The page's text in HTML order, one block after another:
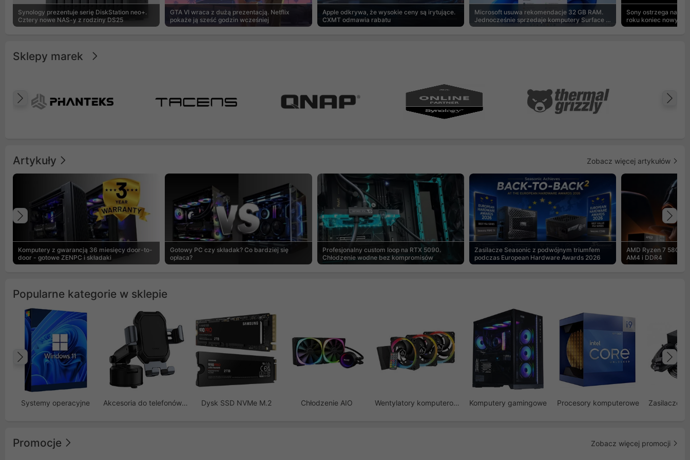
Synology prezentuje serię DiskStation neo+.
Cztery nowe NAS-y z rodziny DS25
GTA VI wraca z dużą prezentacją. Netflix
pokaże ją sześć godzin wcześniej
Apple odkrywa, że wysokie ceny są irytujące.
CXMT odmawia rabatu
Microsoft usuwa rekomendacje 32 GB RAM.
Jednocześnie sprzedaje komputery Surface z
8 GB
Sony ostrzega na
roku koniec nowych
Sklepy marek
Poprzedni
Artykuły Zobacz więcej artykułów
Komputery z gwarancją 36 miesięcy door-to-
door - gotowe ZENPC i składaki
Gotowy PC czy składak? Co bardziej się
opłaca?
Profesjonalny custom loop na RTX 5090.
Chłodzenie wodne bez kompromisów
Zasilacze Seasonic z podwójnym triumfem
podczas European Hardware Awards 2026
AMD Ryzen 7
AM4 i DDR4
Poprzedni
Popularne kategorie w sklepie
Systemy operacyjne Akcesoria do telefonów GSM Dysk SSD NVMe M.2 Chłodzenie AIO Wentylatory komputerowe Komputery gamingowe Procesory komputerowe Zasilacze
Poprzedni
Promocje Zobacz więcej promocji